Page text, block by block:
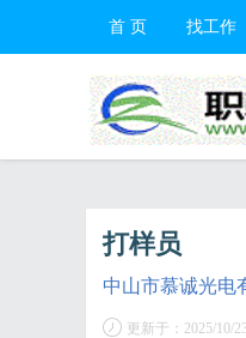
首 页 找工作
打样员
中山市慕诚光电
更新于：2025/10/